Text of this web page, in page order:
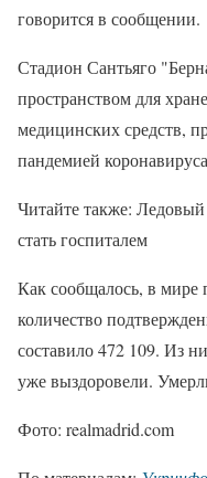
говорится в сообщении.
Стадион Сантьяго
пространством для
медицинских средств,
пандемией
Читайте также:
стать госпиталем
Как сообщалось, в мире
количество
составило 472 109. Из
уже выздоровели.
Фото: realmadrid.com